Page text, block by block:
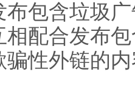
包含垃圾
相配合发布
骗性外链的